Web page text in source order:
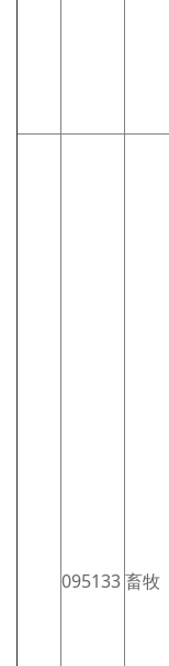
095133 畜牧